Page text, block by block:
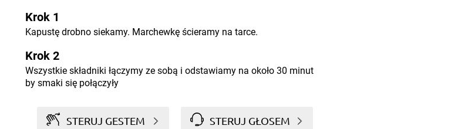
Krok 1
Kapustę drobno siekamy. Marchewkę ścieramy na tarce.
Krok 2
Wszystkie składniki łączymy ze sobą i odstawiamy na około 30 minut
by smaki się połączyły
STERUJ GESTEM STERUJ GŁOSEM